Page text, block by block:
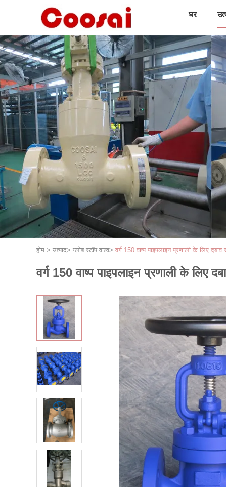
घर
होम > उत्पाद> ग्लोब स्टॉप वाल्व> वर्ग 150 वाष्प पाइपलाइन प्रणाली के लिए दबाव
वर्ग 150 वाष्प पाइपलाइन प्रणाली के लिए